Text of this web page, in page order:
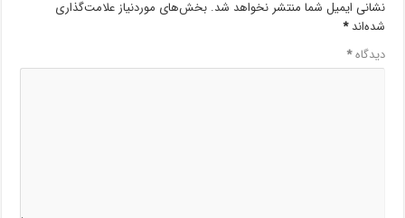
نشانی ایمیل شما منتشر نخواهد شد. بخش‌های موردنیاز علامت‌گذاری
شده‌اند*
دیدگاه*